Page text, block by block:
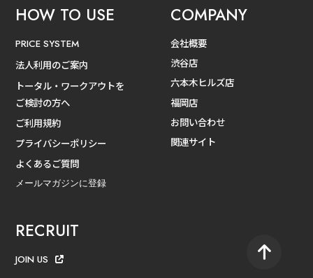
HOW TO USE
PRICE SYSTEM
法人利用のご案内
トータル・ワークアウトを
ご検討の方へ
ご利用規約
プライバシーポリシー
よくあるご質問
メールマガジンに登録
COMPANY
会社概要
渋谷店
六本木ヒルズ店
福岡店
お問い合わせ
関連サイト
RECRUIT
JOIN US